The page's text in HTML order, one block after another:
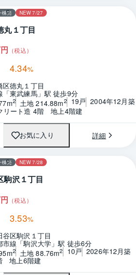
棟売 NEW 7/27
丸１丁目
（税込）
4.34%
区徳丸１丁目
「東武練馬」駅 徒歩9分
2 土地 214.88m2 19戸 2004年12月築
リート造 4階　地上4階建
お気に入り 詳細
棟売 NEW 7/28
駒沢１丁目
（税込）
3.53%
谷区駒沢１丁目
市線「駒沢大学」駅 徒歩6分
2 土地 88.76m2 10戸 2026年12月築
地上6階建